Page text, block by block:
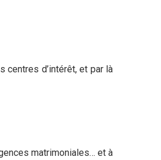
centres d’intérêt, et par là
matrimoniales… et à